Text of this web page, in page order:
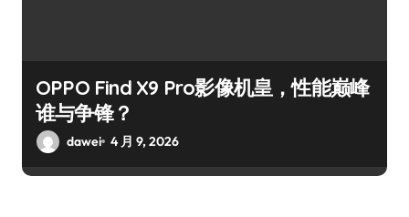
OPPO Find X9 Pro影像机皇，性能巅峰
谁与争锋？
dawei 4 月 9, 2026